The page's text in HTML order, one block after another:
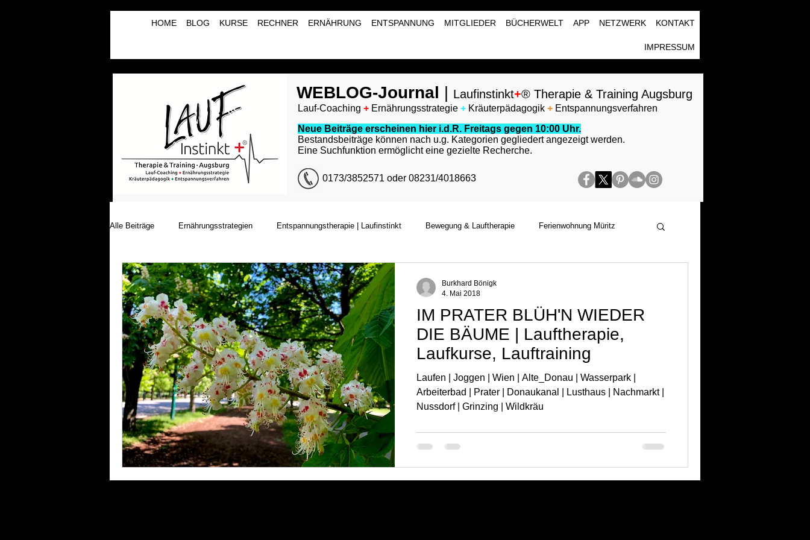
HOME BLOG KURSE RECHNER ERNÄHRUNG ENTSPANNUNG MITGLIEDER BÜCHERWELT APP NETZWERK KONTAKT
IMPRESSUM
WEBLOG-Journal Laufinstinkt+® Therapie & Training Augsburg
Lauf-Coaching + Ernährungsstrategie + Kräuterpädagogik + Entspannungsverfahren
Neue Beiträge erscheinen hier i.d.R. Freitags gegen 10:00 Uhr.
Bestandsbeiträge können nach u.g. Kategorien gegliedert angezeigt werden.
Eine Suchfunktion ermöglicht eine gezielte Recherche.
0173/3852571 oder 08231/4018663
Alle Beiträge Ernährungsstrategien Entspannungstherapie | Laufinstinkt Bewegung & Lauftherapie Ferienwohnung Müritz
Laufinstinkt+® Therapie & Training Naturerlebnisse | Laufinstinkt+®
Lauftherapie+Musiktherapie | λBVRM
IM PRATER BLÜH'N WIEDER
DIE BÄUME | Lauftherapie,
Laufkurse, Lauftraining
Laufen | Joggen | Wien | Alte_Donau | Wasserpark |
Arbeiterbad | Prater | Donaukanal | Lusthaus | Nachmarkt |
Nussdorf | Grinzing | Wildkräu
Burkhard Bönigk
4. Mai 2018